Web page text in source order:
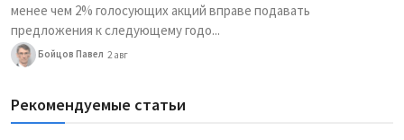
менее чем 2% голосующих акций вправе подавать
предложения к следующему годо...
Бойцов Павел 2 авг
Рекомендуемые статьи